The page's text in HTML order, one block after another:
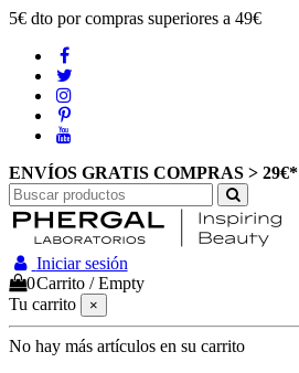
5€ dto por compras superiores a 49€
ENVÍOS GRATIS COMPRAS > 29€*
Iniciar sesión
0Carrito /Empty
Tu carrito
×
No hay más artículos en su carrito